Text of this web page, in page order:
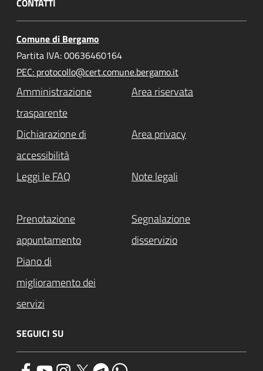
CONTATTI
Comune di Bergamo
Partita IVA: 00636460164
PEC: protocollo@cert.comune.bergamo.it
Amministrazione
trasparente
Area riservata
Dichiarazione di
accessibilità
Area privacy
Leggi le FAQ Note legali
Prenotazione
appuntamento
Segnalazione
disservizio
Piano di
miglioramento dei
servizi
SEGUICI SU